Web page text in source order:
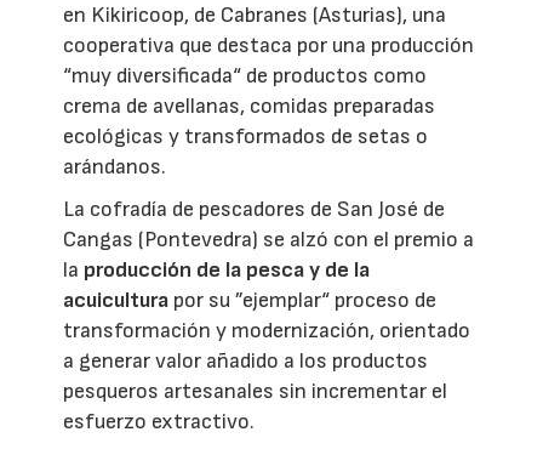
en Kikiricoop, de Cabranes (Asturias), una
cooperativa que destaca por una producción
“muy diversificada“ de productos como
crema de avellanas, comidas preparadas
ecológicas y transformados de setas o
arándanos.
La cofradía de pescadores de San José de
Cangas (Pontevedra) se alzó con el premio a
la producción de la pesca y de la
acuicultura por su ”ejemplar“ proceso de
transformación y modernización, orientado
a generar valor añadido a los productos
pesqueros artesanales sin incrementar el
esfuerzo extractivo.